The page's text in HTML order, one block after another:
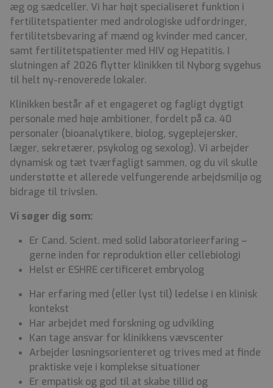
æg og sædceller. Vi har højt specialiseret funktion i
fertilitetspatienter med andrologiske udfordringer,
fertilitetsbevaring af mænd og kvinder med cancer,
samt fertilitetspatienter med HIV og Hepatitis. I
slutningen af 2026 flytter klinikken til Nyborg sygehus
til helt ny-renoverede lokaler.
Klinikken består af et engageret og fagligt dygtigt
personale med høje ambitioner, fordelt på ca. 40
personaler (bioanalytikere, biolog, sygeplejersker,
læger, sekretærer, psykolog og sexolog). Vi arbejder
dynamisk og tæt tværfagligt sammen, og du vil skulle
understøtte et allerede velfungerende arbejdsmiljø og
bidrage til trivslen.
Vi søger dig som:
Er Cand. Scient. med solid laboratorieerfaring –
gerne inden for reproduktion eller cellebiologi
Helst er ESHRE certificeret embryolog
Har erfaring med (eller lyst til) ledelse i en klinisk
kontekst
Har arbejdet med forskning og udvikling
Kan tage ansvar for klinikkens vævscenter
Arbejder løsningsorienteret og trives med at finde
praktiske veje i komplekse situationer
Er empatisk og god til at skabe tillid og